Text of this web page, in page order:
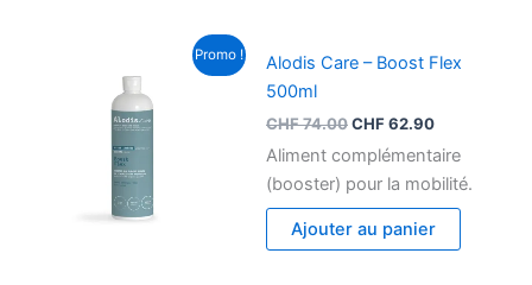
Promo !
Alodis Care – Boost Flex
500ml
CHF74.00
prix
CHF 74.00.
CHF62.90
prix
CHF 62.90.
Aliment complémentaire
(booster) pour la mobilité.
Ajouter au panier